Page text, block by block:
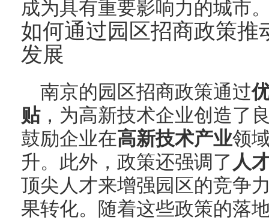
成为具有重要影响力的城市
如何通过园区招商政策推
发展
南京的园区招商政策通过
贴，为高新技术企业创造了
鼓励企业在高新技术产业领
升。此外，政策还强调了 人
顶尖人才来增强园区的竞争
果转化。随着这些政策的落